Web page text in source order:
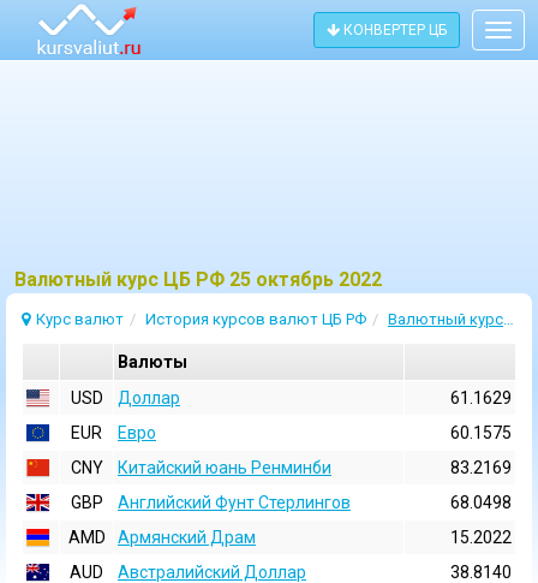
КОНВЕРТЕР ЦБ
Bалютный курс ЦБ РФ 25 октябрь 2022
Курс валют История курсов валют ЦБ РФ Валютный курс 25 Октябрь 2022
Валюты
USD
Доллар
61.1629
EUR
Евро
60.1575
CNY
Китайский юань Ренминби
83.2169
GBP
Английский Фунт Стерлингов
68.0498
AMD
Армянский Драм
15.2022
AUD
Австралийский Доллар
38.8140